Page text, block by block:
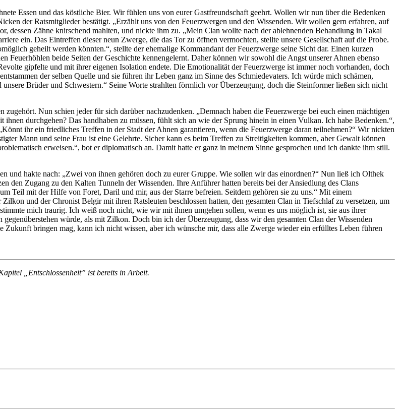
Essen und das köstliche Bier. Wir fühlen uns von eurer Gastfreundschaft geehrt. Wollen wir nun über die Bedenken
der Ratsmitglieder bestätigt. „Erzählt uns von den Feuerzwergen und den Wissenden. Wir wollen gern erfahren, auf
dessen Zähne knirschend mahlten, und nickte ihm zu. „Mein Clan wollte nach der ablehnenden Behandlung in Takal
ein. Das Eintreffen dieser neun Zwerge, die das Tor zu öffnen vermochten, stellte unsere Gesellschaft auf die Probe.
geheilt werden könnten.“, stellte der ehemalige Kommandant der Feuerzwerge seine Sicht dar. Einen kurzen
Feuerhöhlen beide Seiten der Geschichte kennengelernt. Daher können wir sowohl die Angst unserer Ahnen ebenso
gipfelte und mit ihrer eigenen Isolation endete. Die Emotionalität der Feuerzwerge ist immer noch vorhanden, doch
der selben Quelle und sie führen ihr Leben ganz im Sinne des Schmiedevaters. Ich würde mich schämen,
Brüder und Schwestern.“ Seine Worte strahlten förmlich vor Überzeugung, doch die Steinformer ließen sich nicht
Nun schien jeder für sich darüber nachzudenken. „Demnach haben die Feuerzwerge bei euch einen mächtigen
durchgehen? Das handhaben zu müssen, fühlt sich an wie der Sprung hinein in einen Vulkan. Ich habe Bedenken.“,
ihr ein friedliches Treffen in der Stadt der Ahnen garantieren, wenn die Feuerzwerge daran teilnehmen?“ Wir nickten
Mann und seine Frau ist eine Gelehrte. Sicher kann es beim Treffen zu Streitigkeiten kommen, aber Gewalt können
erweisen.“, bot er diplomatisch an. Damit hatte er ganz in meinem Sinne gesprochen und ich dankte ihm still.
und hakte nach: „Zwei von ihnen gehören doch zu eurer Gruppe. Wie sollen wir das einordnen?“ Nun ließ ich Olthek
den Zugang zu den Kalten Tunneln der Wissenden. Ihre Anführer hatten bereits bei der Ansiedlung des Clans
Teil mit der Hilfe von Foret, Daril und mir, aus der Starre befreien. Seitdem gehören sie zu uns.“ Mit einem
und der Chronist Belgir mit ihren Ratsleuten beschlossen hatten, den gesamten Clan in Tiefschlaf zu versetzen, um
mich traurig. Ich weiß noch nicht, wie wir mit ihnen umgehen sollen, wenn es uns möglich ist, sie aus ihrer
würde, als mit Zilkon. Doch bin ich der Überzeugung, dass wir den gesamten Clan der Wissenden
bringen mag, kann ich nicht wissen, aber ich wünsche mir, dass alle Zwerge wieder ein erfülltes Leben führen
„Entschlossenheit” ist bereits in Arbeit.